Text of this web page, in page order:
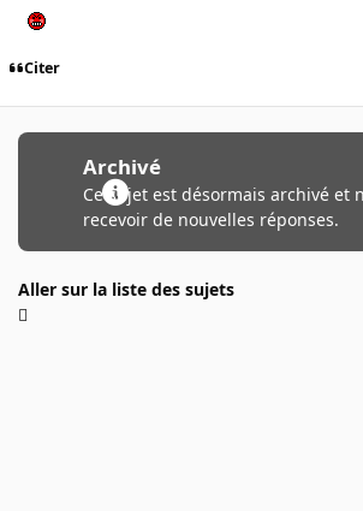
Citer
Archivé
Ce sujet est désormais archivé et
recevoir de nouvelles réponses.
Aller sur la liste des sujets